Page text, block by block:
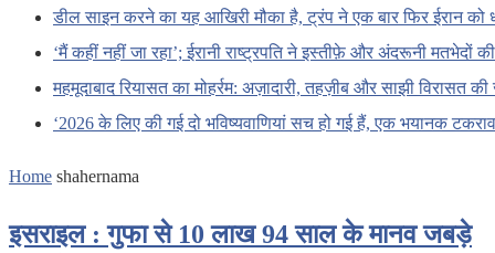
डील साइन करने का यह आखिरी मौका है, ट्रंप ने एक बार फिर ईरान को
‘मैं कहीं नहीं जा रहा’; ईरानी राष्ट्रपति ने इस्तीफ़े और अंदरूनी मतभेदों
महमूदाबाद रियासत का मोहर्रम: अज़ादारी, तहज़ीब और साझी विरासत की
‘2026 के लिए की गई दो भविष्यवाणियां सच हो गई हैं, एक भयानक टकराव
Home shahernama
इसराइल : गुफा से 10 लाख 94 साल के मानव जबड़े